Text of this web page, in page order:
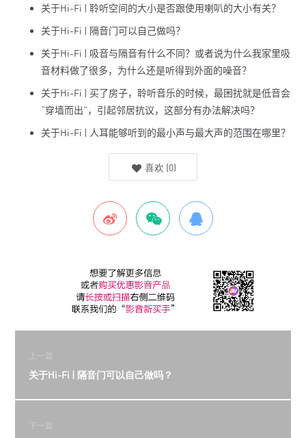
关于Hi-Fi | 聆听空间的大小是否跟使用喇叭的大小有关？
关于Hi-Fi | 隔音门可以自己做吗？
关于Hi-Fi | 吸音与隔音有什么不同？或者说为什么我家里吸
音材料做了很多，为什么还是听得到外面的噪音？
关于Hi-Fi | 买了房子，聆听音乐的时候，最困扰就是低音会
“穿墙而出”，引起邻居抗议，这部分有办法解决吗？
关于Hi-Fi | 人耳能够听到的最小声与最大声的范围在哪里？
喜欢 (0)
上一篇
关于Hi-Fi | 隔音门可以自己做吗？
下一篇